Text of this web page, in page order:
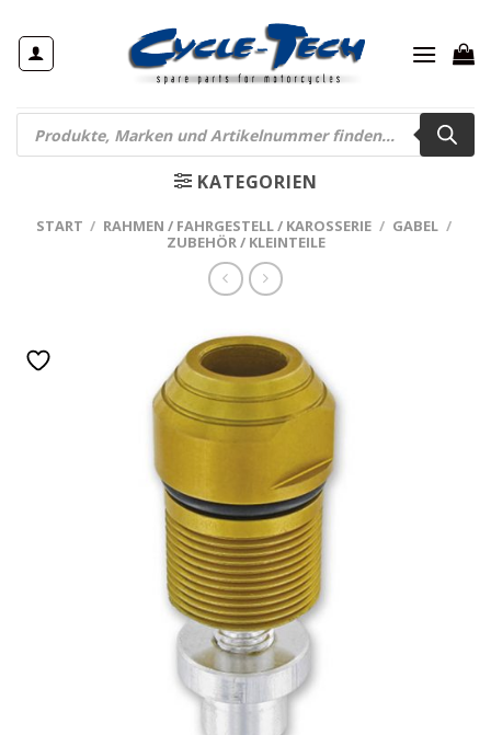
Inhalt
springen
Products
search
KATEGORIEN
START / RAHMEN / FAHRGESTELL / KAROSSERIE / GABEL /
ZUBEHÖR / KLEINTEILE